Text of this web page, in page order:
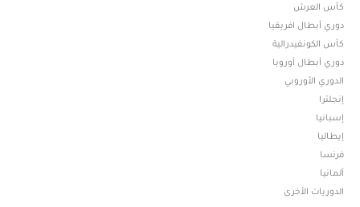
كأس العرش
دوري أبطال افريقيا
كأس الكونفيدرالية
دوري أبطال أوروبا
الدوري الأوروبي
إنجلترا
إسبانيا
إيطاليا
فرنسا
ألمانيا
الدوريات الأخرى